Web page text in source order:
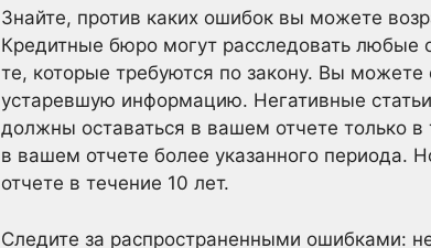
Знайте, против каких ошибок вы можете
Кредитные бюро могут расследовать любые
те, которые требуются по закону. Вы
устаревшую информацию. Негативные
должны оставаться в вашем отчете только
в вашем отчете более указанного периода.
отчете в течение 10 лет.
Следите за распространенными ошибками: